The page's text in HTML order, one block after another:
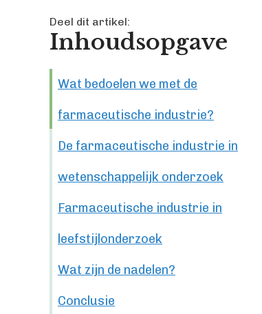
Deel dit artikel:
Inhoudsopgave
Wat bedoelen we met de
farmaceutische industrie?
De farmaceutische industrie in
wetenschappelijk onderzoek
Farmaceutische industrie in
leefstijlonderzoek
Wat zijn de nadelen?
Conclusie